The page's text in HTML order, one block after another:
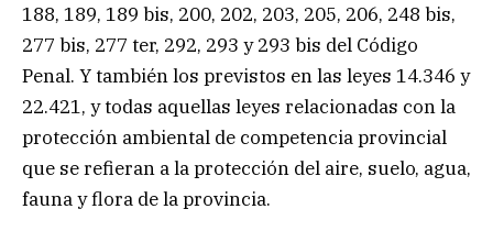
188, 189, 189 bis, 200, 202, 203, 205, 206, 248 bis,
277 bis, 277 ter, 292, 293 y 293 bis del Código
Penal. Y también los previstos en las leyes 14.346 y
22.421, y todas aquellas leyes relacionadas con la
protección ambiental de competencia provincial
que se refieran a la protección del aire, suelo, agua,
fauna y flora de la provincia.